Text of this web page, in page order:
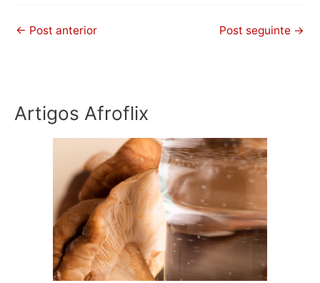
← Post anterior Post seguinte →
Artigos Afroflix